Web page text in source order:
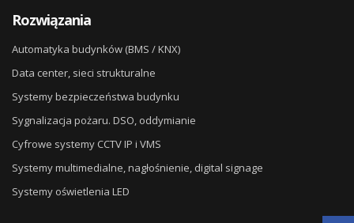
Rozwiązania
Automatyka budynków (BMS / KNX)
Data center, sieci strukturalne
Systemy bezpieczeństwa budynku
Sygnalizacja pożaru. DSO, oddymianie
Cyfrowe systemy CCTV IP i VMS
Systemy multimedialne, nagłośnienie, digital signage
Systemy oświetlenia LED